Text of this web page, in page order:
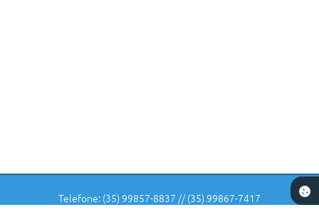
Telefone: (35) 99857-8837 // (35) 99867-7417